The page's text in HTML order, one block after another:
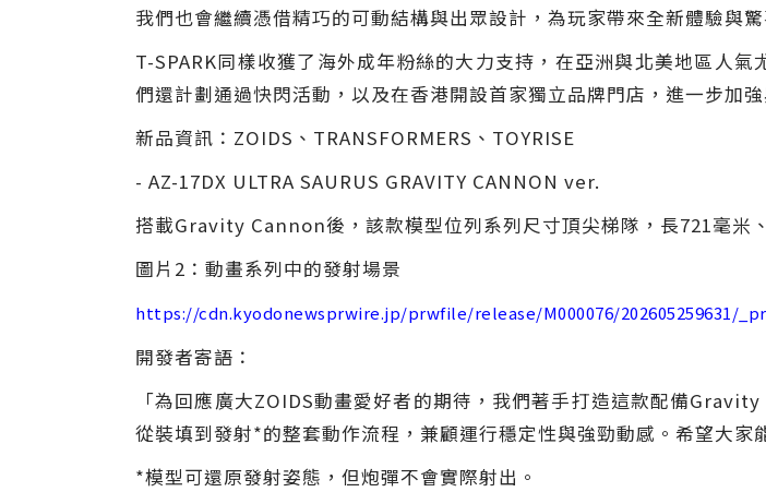
我們也會繼續憑借精巧的可動結構與出眾設計，為玩家帶來全新體驗與驚
T-SPARK同樣收獲了海外成年粉絲的大力支持，在亞洲與北美地區人
們還計劃通過快閃活動，以及在香港開設首家獨立品牌門店，進一步加強
新品資訊：ZOIDS、TRANSFORMERS、TOYRISE
- AZ-17DX ULTRA SAURUS GRAVITY CANNON ver.
搭載Gravity Cannon後，該款模型位列系列尺寸頂尖梯隊，長721毫米
圖片2：動畫系列中的發射場景
https://cdn.kyodonewsprwire.jp/prwfile/release/M000076/202605259631/
開發者寄語：
「為回應廣大ZOIDS動畫愛好者的期待，我們著手打造這款配備
從裝填到發射*的整套動作流程，兼顧運行穩定性與強勁動感。希望大家
*模型可還原發射姿態，但炮彈不會實際射出。